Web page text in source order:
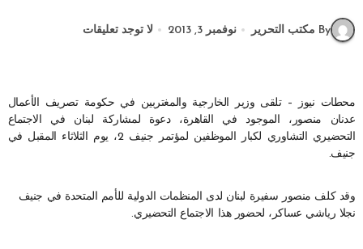
By مكتب التحرير نوفمبر 3, 2013 لا توجد تعليقات
محطات نيوز – تلقى وزير الخارجية والمغتربين في حكومة تصريف الأعمال
عدنان منصور، الموجود في القاهرة، دعوة لمشاركة لبنان في الاجتماع
التحضيري التشاوري لكبار الموظفين لمؤتمر جنيف 2، يوم الثلاثاء المقبل في
جنيف.
وقد كلف منصور سفيرة لبنان لدى المنظمات الدولية للأمم المتحدة في جنيف
نجلا رياشي عساكر، لحضور هذا الاجتماع التحضيري.